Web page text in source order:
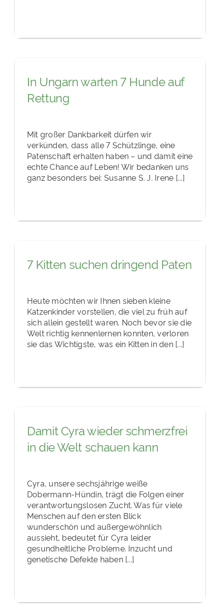
In Ungarn warten 7 Hunde auf
Rettung
Mit großer Dankbarkeit dürfen wir
verkünden, dass alle 7 Schützlinge, eine
Patenschaft erhalten haben – und damit eine
echte Chance auf Leben! Wir bedanken uns
ganz besonders bei: Susanne S. J. Irene [...]
7 Kitten suchen dringend Paten
Heute möchten wir Ihnen sieben kleine
Katzenkinder vorstellen, die viel zu früh auf
sich allein gestellt waren. Noch bevor sie die
Welt richtig kennenlernen konnten, verloren
sie das Wichtigste, was ein Kitten in den [...]
Damit Cyra wieder schmerzfrei
in die Welt schauen kann
Cyra, unsere sechsjährige weiße
Dobermann-Hündin, trägt die Folgen einer
verantwortungslosen Zucht. Was für viele
Menschen auf den ersten Blick
wunderschön und außergewöhnlich
aussieht, bedeutet für Cyra leider
gesundheitliche Probleme. Inzucht und
genetische Defekte haben [...]